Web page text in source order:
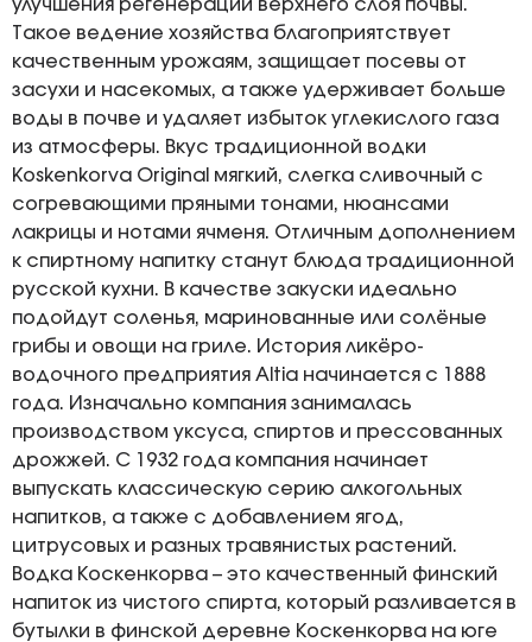
улучшения регенерации верхнего слоя почвы.
Такое ведение хозяйства благоприятствует
качественным урожаям, защищает посевы от
засухи и насекомых, а также удерживает больше
воды в почве и удаляет избыток углекислого газа
из атмосферы. Вкус традиционной водки
Koskenkorva Original мягкий, слегка сливочный c
согревающими пряными тонами, нюансами
лакрицы и нотами ячменя. Отличным дополнением
к спиртному напитку станут блюда традиционной
русской кухни. В качестве закуски идеально
подойдут соленья, маринованные или солёные
грибы и овощи на гриле. История ликёро-
водочного предприятия Altia начинается с 1888
года. Изначально компания занималась
производством уксуса, спиртов и прессованных
дрожжей. С 1932 года компания начинает
выпускать классическую серию алкогольных
напитков, а также с добавлением ягод,
цитрусовых и разных травянистых растений.
Водка Коскенкорва – это качественный финский
напиток из чистого спирта, который разливается в
бутылки в финской деревне Коскенкорва на юге